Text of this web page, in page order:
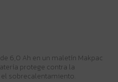
6,0 Ah en un maletín Makpac
protege contra la
sobrecalentamiento.